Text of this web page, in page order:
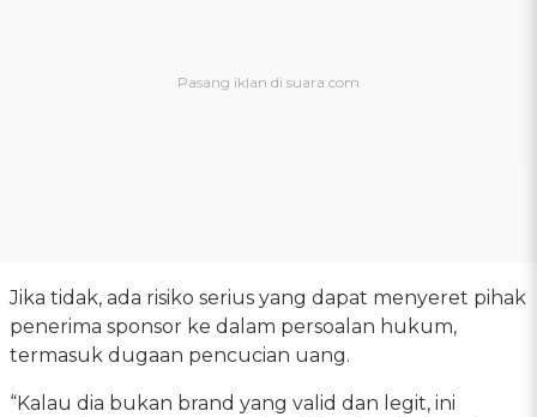
Jika tidak, ada risiko serius yang dapat menyeret pihak
penerima sponsor ke dalam persoalan hukum,
termasuk dugaan pencucian uang.
“Kalau dia bukan brand yang valid dan legit, ini